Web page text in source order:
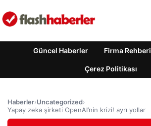
Güncel Haberler Firma Rehberi
Çerez Politikası
Haberler›Uncategorized›
Yapay zeka şirketi OpenAI’nin krizi! ayrı yollar